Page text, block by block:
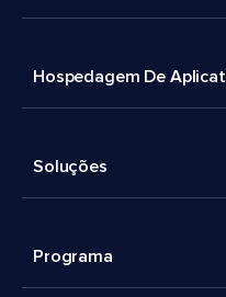
Hospedagem De
Soluções
Programa